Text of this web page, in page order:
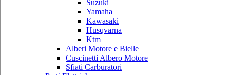
Suzuki
Yamaha
Kawasaki
Husqvarna
Ktm
Alberi Motore e Bielle
Cuscinetti Albero Motore
Sfiati Carburatori